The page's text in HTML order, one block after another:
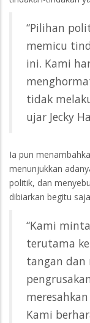
“Pilihan
memicu
ini. Kami
tidak
ujar Jecky
Ia pun
menunjukkan
politik, dan
dibiarkan begitu
“Kami
terutama
tangan dan
Kami